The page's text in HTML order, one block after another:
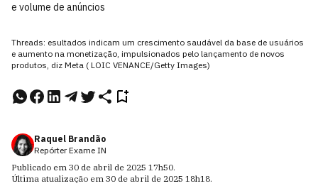
e volume de anúncios
Threads: esultados indicam um crescimento saudável da base de usuários
e aumento na monetização, impulsionados pelo lançamento de novos
produtos, diz Meta ( LOIC VENANCE/Getty Images)
Raquel Brandão
Repórter Exame IN
Publicado em 30 de abril de 2025 17h50.
Última atualização em 30 de abril de 2025 18h18.